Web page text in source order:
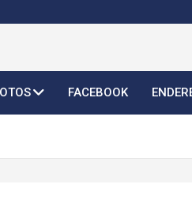
FACEBOOK